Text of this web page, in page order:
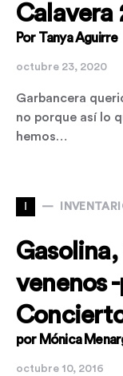
Calavera
Por Tanya Aguirre
octubre 23, 2020
Garbancera
no porque así lo
hemos…
I
venenos
por Mónica
octubre 10, 2016